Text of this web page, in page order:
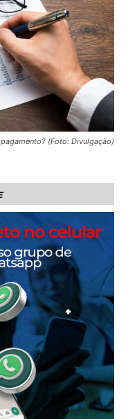
(Foto: Divulgação)